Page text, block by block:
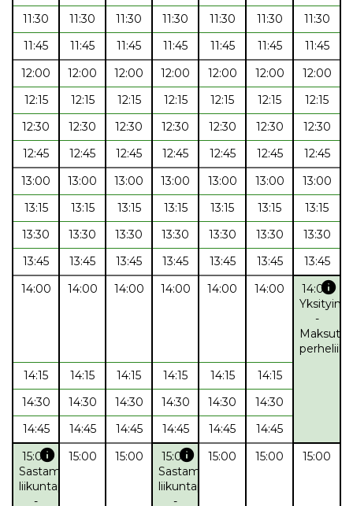
11:30
11:30 11:30 11:30 11:30 11:30
11:30
11:45
11:45 11:45 11:45 11:45 11:45
11:45
12:00
12:00 12:00 12:00 12:00 12:00
12:00
12:15
12:15 12:15 12:15 12:15 12:15
12:15
12:30
12:30 12:30 12:30 12:30 12:30
12:30
12:45
12:45 12:45 12:45 12:45 12:45
12:45
13:00
13:00 13:00 13:00 13:00 13:00
13:00
13:15
13:15 13:15 13:15 13:15 13:15
13:15
13:30
13:30 13:30 13:30 13:30 13:30
13:30
13:45
13:45 13:45 13:45 13:45 13:45
13:45
14:00
14:00 14:00 14:00 14:00 14:00 14:00info
-
14:15
14:15 14:15 14:15 14:15
14:15
14:30
14:30 14:30 14:30 14:30
14:30
14:45
14:45 14:45 14:45 14:45
14:45
15:00info
Sastamalan
liikuntapalvelut
-
15:00 15:00 15:00info
Sastamalan
liikuntapalvelut
-
15:00 15:00 15:00